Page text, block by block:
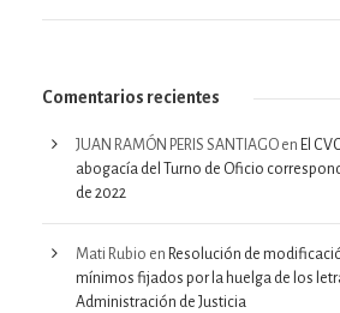
Comentarios recientes
JUAN RAMÓN PERIS SANTIAGO en El
abogacía del Turno de Oficio
de 2022
Mati Rubio en Resolución de
mínimos fijados por la huelga de los
Administración de Justicia